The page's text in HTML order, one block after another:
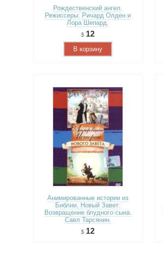
Рождественский ангел.
Режиссеры: Ричард Олден и
Лора Шепард.
12
В корзину
Анимированные истории из
Библии, Новый Завет:
Возвращение блудного сына.
Савл Тарсянин.
12